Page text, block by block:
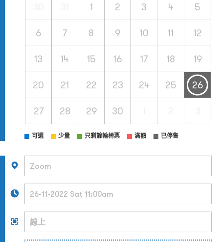
1 2 3 4 5
6 7 8 9 10 11 12
13 14 15 16 17 18 19
20 21 22 23 24 25 26
27 28 29 30
可選 少量 只剩餘輪椅票 滿額 已停售